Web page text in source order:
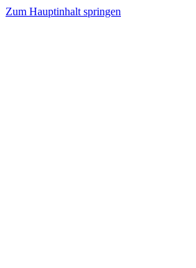
Zum Hauptinhalt springen